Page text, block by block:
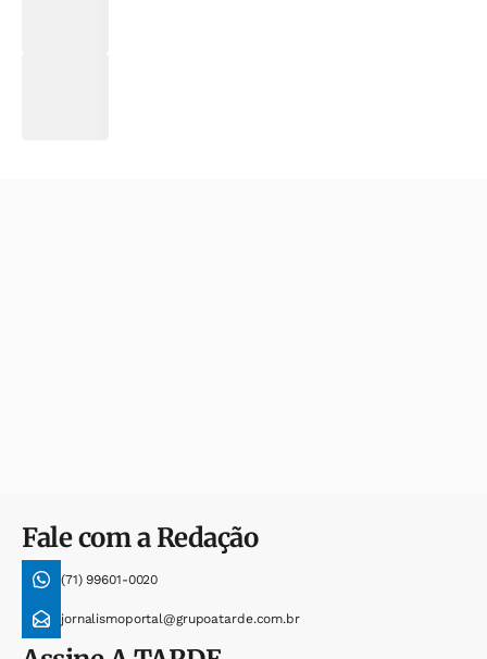
Fale com a Redação
(71) 99601-0020
jornalismoportal@grupoatarde.com.br